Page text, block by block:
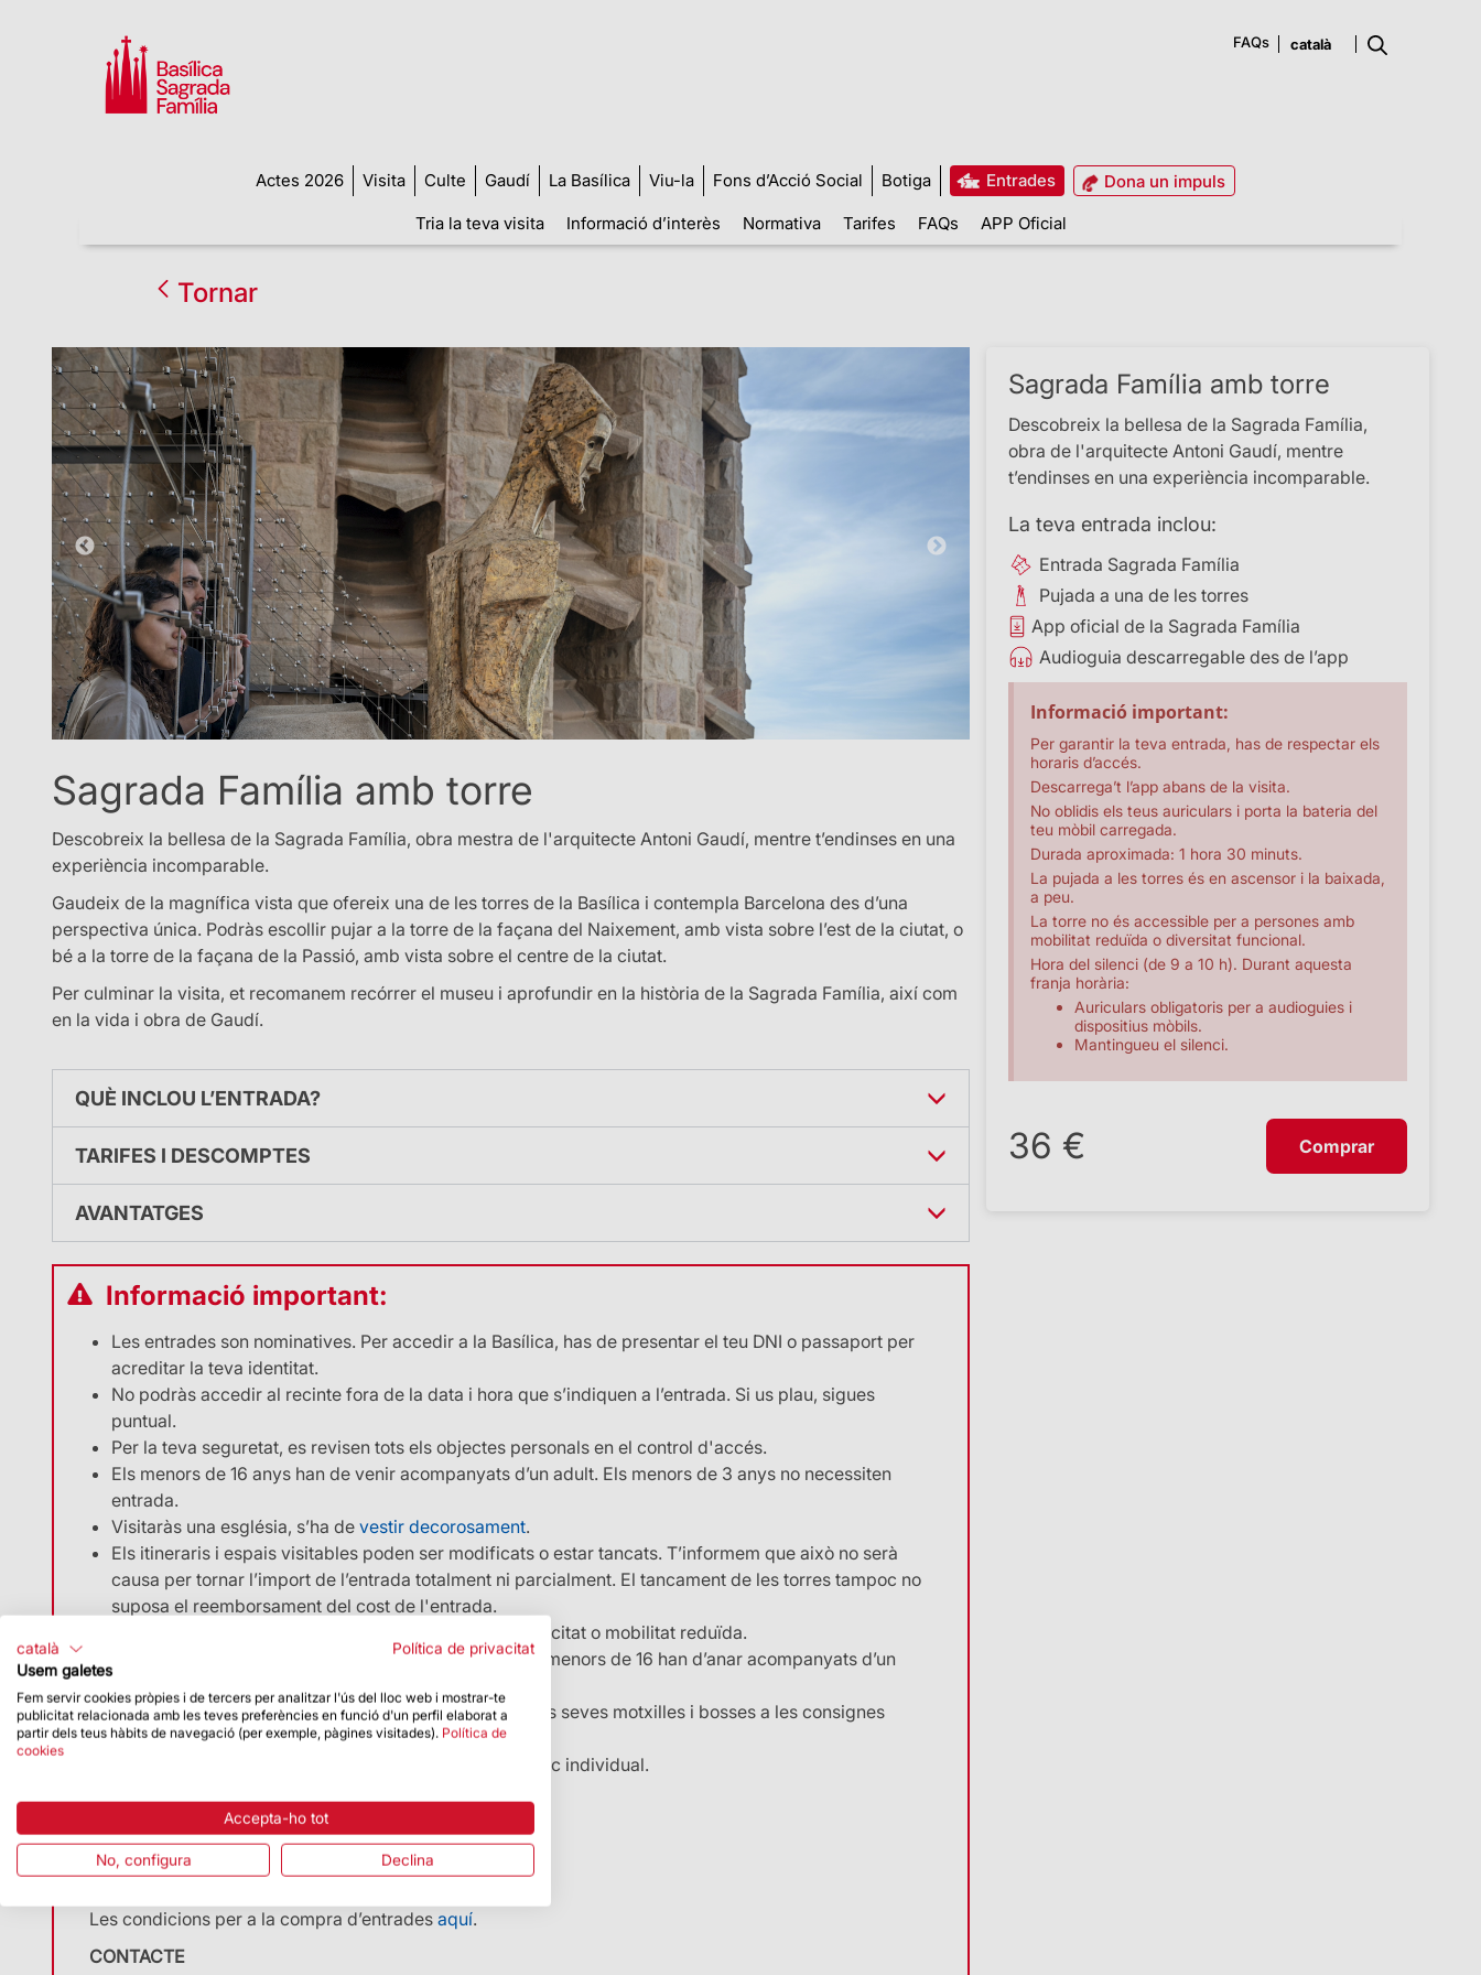
FAQs
Actes 2026 Visita Culte Gaudí La Basílica Viu-la Fons d’Acció Social Botiga Entrades
Dona un impuls
Tria la teva visita
Informació d’interès Normativa Tarifes FAQs APP Oficial
Tornar
Sagrada Família amb torre
Descobreix la bellesa de la Sagrada Família, obra mestra de l'arquitecte Antoni Gaudí, mentre t’endinses en una
experiència incomparable.
Gaudeix de la magnífica vista que ofereix una de les torres de la Basílica i contempla Barcelona des d’una
perspectiva única. Podràs escollir pujar a la torre de la façana del Naixement, amb vista sobre l’est de la ciutat, o
bé a la torre de la façana de la Passió, amb vista sobre el centre de la ciutat.
Per culminar la visita, et recomanem recórrer el museu i aprofundir en la història de la Sagrada Família, així com
en la vida i obra de Gaudí.
Sagrada Família amb torre
Descobreix la bellesa de la Sagrada Família,
obra de l'arquitecte Antoni Gaudí, mentre
t’endinses en una experiència incomparable.
La teva entrada inclou:
Entrada Sagrada Família
Pujada a una de les torres
App oficial de la Sagrada Família
Audioguia descarregable des de l’app
Informació important:
Per garantir la teva entrada, has de respectar els
horaris d’accés.
Descarrega’t l’app abans de la visita.
No oblidis els teus auriculars i porta la bateria del
teu mòbil carregada.
Durada aproximada: 1 hora 30 minuts.
La pujada a les torres és en ascensor i la baixada,
a peu.
La torre no és accessible per a persones amb
mobilitat reduïda o diversitat funcional.
Hora del silenci (de 9 a 10 h). Durant aquesta
franja horària:
Auriculars obligatoris per a audioguies i
dispositius mòbils.
Mantingueu el silenci.
36 € Comprar
QUÈ INCLOU L’ENTRADA?
i en llengua de signes catalana, castellana i internacional. No està adaptada per a menors de 10 anys i
recórrer les torres amb una visita virtual de realitat augmentada que permet conèixer més detalls sobre les
torres centrals.
Visita a una de les torres.
TARIFES I DESCOMPTES
General
36 €
Descomptes
Menor de 30 anys
34 €
Jubilat/ada
Menor d’11 anys
Persona amb discapacitat
Acompanyant de persona amb discapacitat
Per poder gaudir dels descomptes, s’haurà d’acreditar la condició en accedir al recinte.
AVANTATGES
Cal sol·licitar el descompte amb un mínim de 48 hores d’antelació escrivint a
descomptes@ext.sagradafamilia.org. És imprescindible acreditar la condició corresponent.
Pack jove
Per obtenir el descompte automàticament, selecciona «Menor de 30 anys» en el procés de compra
d’entrades, la promoció Carnet Jove i introdueix el teu DNI.
Persones en situació d'atur
Cal sol·licitar el descompte amb un mínim de 48 hores d’antelació escrivint a
descomptes@ext.sagradafamilia.org. Vàlid únicament els dimecres de 9 a 12 h. Imprescindible acreditar la
condició corresponent amb document DARDO vigent.
L'entrada a la Basílica és gratuïta. Els serveis addicionals s'hauran d'abonar sempre (VISITA GUIADA: 4,00
€).
ICOM
Cal sol·licitar el descompte amb un mínim de 48 hores d’antelació escrivint
corresponent.
L'entrada a la Basílica és gratuïta. Els serveis addicionals s'hauran d'abonar
sempre (VISITA GUIADA: 4,00 €).
Cal sol·licitar el descompte amb un mínim de 48 hores d’antelació escrivint
Informació important:
Les entrades son nominatives. Per accedir a la Basílica, has de presentar el teu DNI o passaport per
acreditar la teva identitat.
No podràs accedir al recinte fora de la data i hora que s’indiquen a l’entrada. Si us plau, sigues
puntual.
Per la teva seguretat, es revisen tots els objectes personals en el control d'accés.
Els menors de 16 anys han de venir acompanyats d’un adult. Els menors de 3 anys no necessiten
entrada.
Visitaràs una església, s’ha de vestir decorosament.
Els itineraris i espais visitables poden ser modificats o estar tancats. T’informem que això no serà
causa per tornar l’import de l’entrada totalment ni parcialment. El tancament de les torres tampoc no
suposa el reemborsament del cost de l'entrada.
El recorregut no està adaptat a persones amb discapacitat o mobilitat reduïda.
Els menors de 6 anys no poden pujar a les torres i els menors de 16 han d’anar acompanyats d’un
Els visitants que pugin a les torres hauran de deixar les seves motxilles i bosses a les consignes
habilitades.
No es permetrà l’accés a grups amb entrades de públic individual.
Et recomanem consultar:
La normativa completa
Les condicions per a la compra d’entrades aquí.
CONTACTE
català
Política de privacitat
Usem galetes
Fem servir cookies pròpies i de tercers per analitzar l'ús del lloc web i mostrar-te
publicitat relacionada amb les teves preferències en funció d'un perfil elaborat a
partir dels teus hàbits de navegació (per exemple, pàgines visitades). Política de
cookies
Accepta-ho tot
No, configura Declina